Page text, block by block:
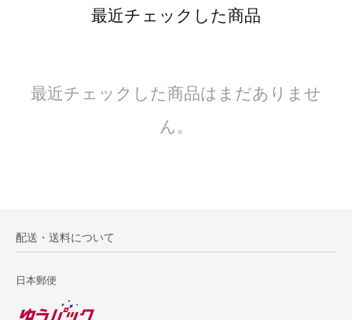
最近チェックした商品
最近チェックした商品はまだありませ
ん。
配送・送料について
日本郵便